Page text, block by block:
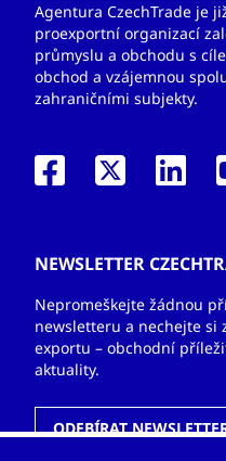
Agentura CzechTrade je
proexportní organizací
průmyslu a obchodu s
obchod a vzájemnou
zahraničními subjekty.
NEWSLETTER
Nepromeškejte žádnou
newsletteru a nechejte si
exportu – obchodní
aktuality.
ODEBÍRAT